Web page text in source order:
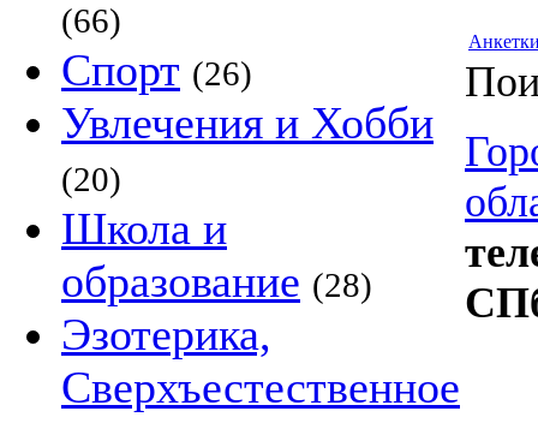
(66)
Спорт (26)
Увлечения и Хобби
(20)
Школа и
образование (28)
Эзотерика,
Сверхъестественное